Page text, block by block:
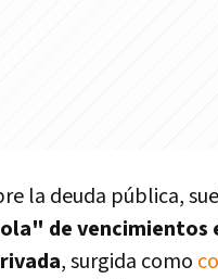
la deuda pública,
de vencimientos
, surgida como